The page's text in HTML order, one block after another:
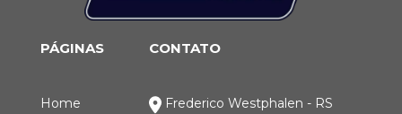
PÁGINAS
Home
CONTATO
Frederico Westphalen - RS